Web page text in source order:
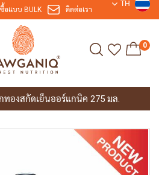
อแบบ BULK ติดต่อเรา
TH
0
ทองสกัดเย็นออร์แกนิค 275 มล.